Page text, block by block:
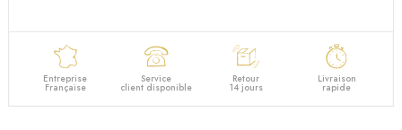
Entreprise
Française
Service
client disponible
Retour
14 jours
Livraison
rapide